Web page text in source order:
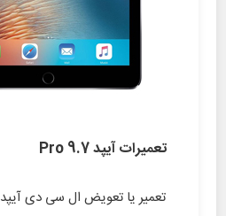
تعمیرات آیپد Pro 9.7
تعمیر یا تعویض ال سی دی آیپد Pro 9.7